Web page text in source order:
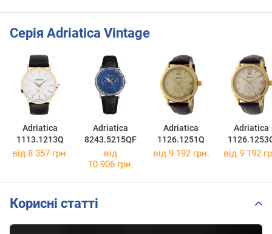
Серія Adriatica Vintage
Adriatica
1113.1213Q
Adriatica
8243.5215QF
Adriatica
1126.1251Q
Adriatica
від 8 357 грн.
від
10 906 грн.
від 9 192 грн. від 9 192
Корисні статті